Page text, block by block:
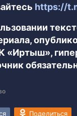
https://
«Иртыш»,
Поделиться